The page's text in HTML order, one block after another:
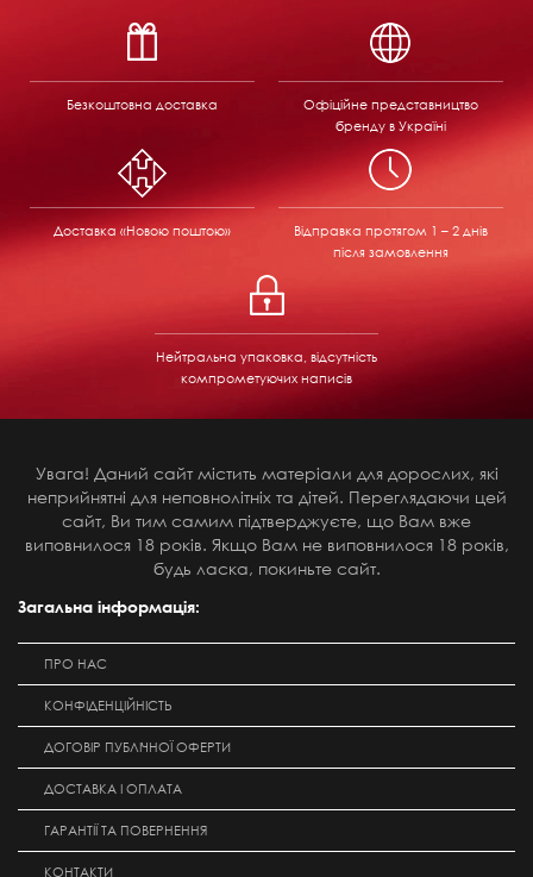
Безкоштовна доставка
Офіційне представництво
бренду в Україні
Доставка «Новою поштою» Відправка протягом 1 – 2 днів
після замовлення
Нейтральна упаковка, відсутність
компрометуючих написів
Увага! Даний сайт містить матеріали для дорослих, які
неприйнятні для неповнолітніх та дітей. Переглядаючи цей
сайт, Ви тим самим підтверджуєте, що Вам вже
виповнилося 18 років. Якщо Вам не виповнилося 18 років,
будь ласка, покиньте сайт.
Загальна інформація:
ПРО НАС
КОНФІДЕНЦІЙНІСТЬ
ДОГОВІР ПУБЛІЧНОЇ ОФЕРТИ
ДОСТАВКА І ОПЛАТА
ГАРАНТІЇ ТА ПОВЕРНЕННЯ
КОНТАКТИ